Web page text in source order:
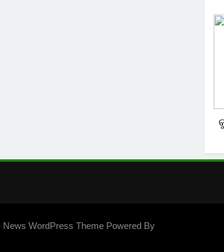
WordPress Theme Powered By